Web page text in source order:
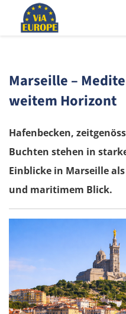
Marseille –
weitem Horizont
Hafenbecken,
Buchten stehen in
Einblicke in Marseille
und maritimem Blick.